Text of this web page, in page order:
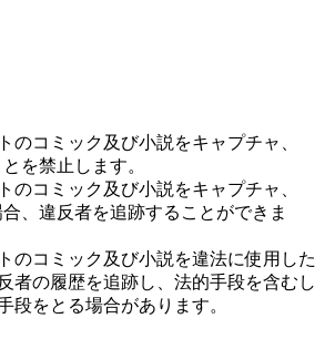
のコミック及び小説をキャプチャ、
を禁止します。
のコミック及び小説をキャプチャ、
、違反者を追跡することができま
のコミック及び小説を違法に使用した
者の履歴を追跡し、法的手段を含むし
段をとる場合があります。